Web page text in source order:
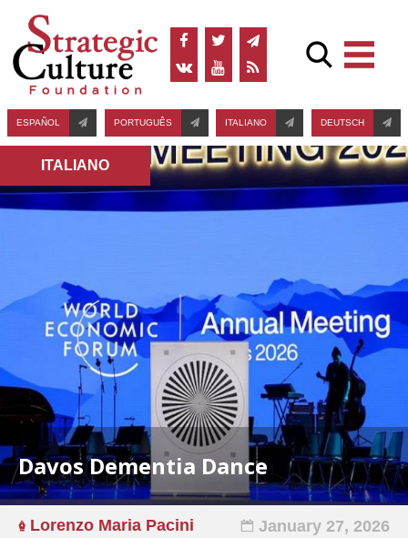
ESPAÑOL PORTUGUÊS ITALIANO DEUTSCH
ITALIANO
Davos Dementia Dance
Lorenzo Maria Pacini January 27, 2026